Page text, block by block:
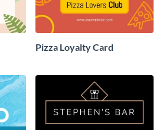
Pizza Loyalty Card